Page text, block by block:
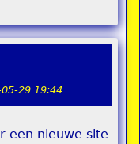
29 19:44
een nieuwe site